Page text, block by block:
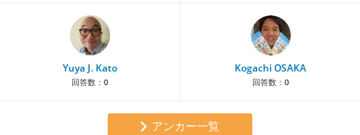
Yuya J. Kato
回答数： 0
Kogachi OSAKA
回答数： 0
アンカー一覧